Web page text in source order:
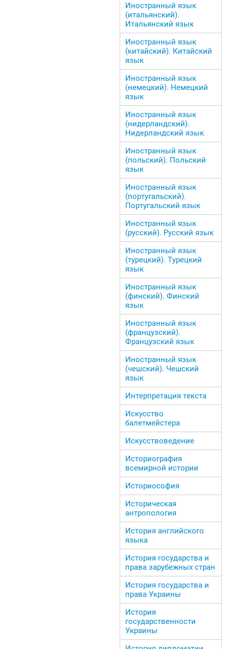
Иностранный язык
(итальянский).
Итальянский язык
Иностранный язык
(китайский). Китайский
язык
Иностранный язык
(немецкий). Немецкий
язык
Иностранный язык
(нидерландский).
Нидерландский язык
Иностранный язык
(польский). Польский
язык
Иностранный язык
(португальский).
Португальский язык
Иностранный язык
(русский). Русский язык
Иностранный язык
(турецкий). Турецкий
язык
Иностранный язык
(финский). Финский
язык
Иностранный язык
(французский).
Французский язык
Иностранный язык
(чешский). Чешский
язык
Интерпретация текста
Искусство
балетмейстера
Искусствоведение
Историография
всемирной истории
Историософия
Историческая
антропология
История английского
языка
История государства и
права зарубежных стран
История государства и
права Украины
История
государственности
Украины